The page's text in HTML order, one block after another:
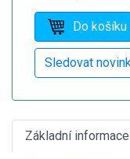
Základní informace